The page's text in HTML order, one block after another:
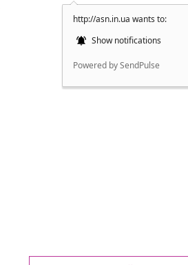
http://asn.in.ua wants to:
Show notifications
Powered by SendPulse